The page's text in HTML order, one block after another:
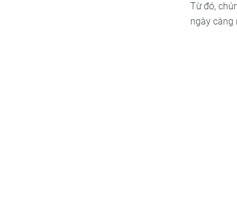
Từ đó,
ngày càng